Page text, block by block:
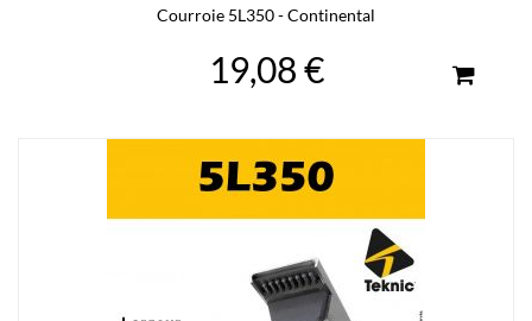
Courroie 5L350 - Continental
19,08 €